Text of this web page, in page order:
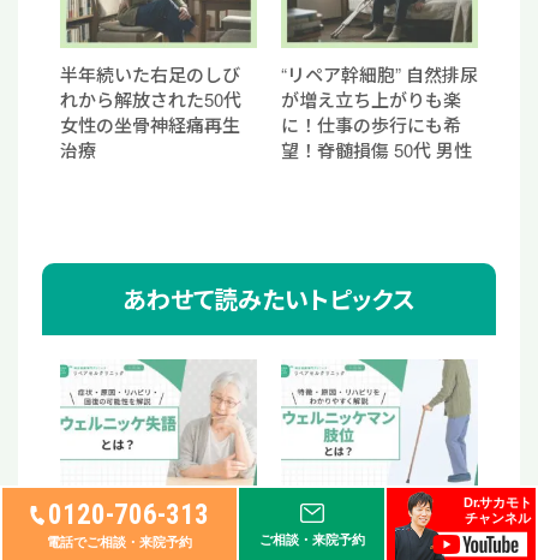
0120-706-313
電話でご相談・来院予約 ご相談・来院予約
Dr.サカモト
チャンネル
半年続いた右足のしび
れから解放された50代
女性の坐骨神経痛再生
治療
“リペア幹細胞” 自然排尿
が増え立ち上がりも楽
に！仕事の歩行にも希
望！脊髄損傷 50代 男性
あわせて読みたいトピックス
ウェルニッケ失語と
は？症状・原因・リハ
ウェルニッケマン肢位
とは？特徴・原因・リ